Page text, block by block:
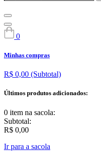
0
Minhas compras
R$ 0,00 (Subtotal)
Últimos produtos adicionados:
0 item na sacola:
Subtotal:
R$ 0,00
Ir para a sacola